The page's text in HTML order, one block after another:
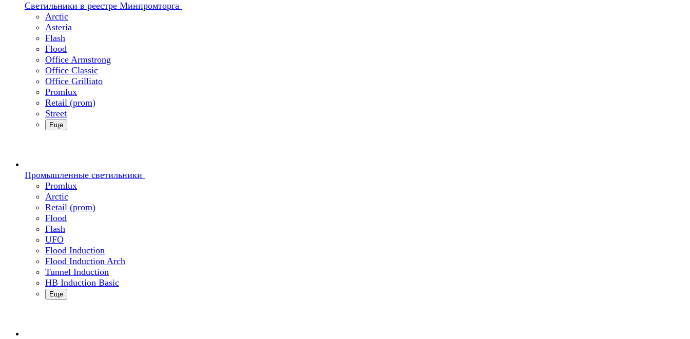
Светильники в реестре Минпромторга
Arctic
Asteria
Flash
Flood
Office Armstrong
Office Classic
Office Grilliato
Promlux
Retail (prom)
Street
Еще
Промышленные светильники
Promlux
Arctic
Retail (prom)
Flood
Flash
UFO
Flood Induction
Flood Induction Arch
Tunnel Induction
HB Induction Basic
Еще